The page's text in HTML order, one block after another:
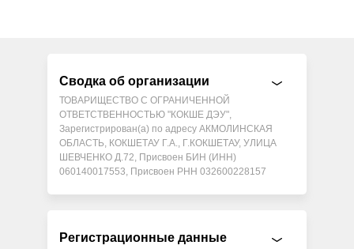
Сводка об организации
ТОВАРИЩЕСТВО С ОГРАНИЧЕННОЙ
ОТВЕТСТВЕННОСТЬЮ "КОКШЕ ДЭУ",
Зарегистрирован(а) по адресу АКМОЛИНСКАЯ
ОБЛАСТЬ, КОКШЕТАУ Г.А., Г.КОКШЕТАУ, УЛИЦА
ШЕВЧЕНКО Д.72, Присвоен БИН (ИНН)
060140017553, Присвоен РНН 032600228157
Регистрационные данные